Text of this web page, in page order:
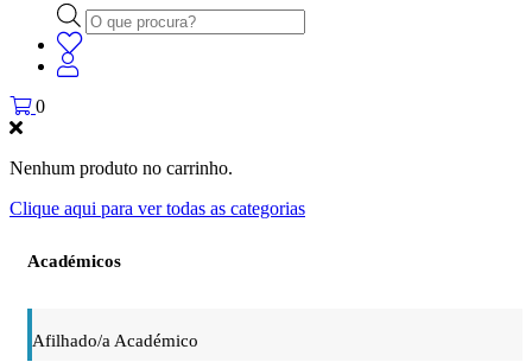
Products
search
0
Nenhum produto no carrinho.
Clique aqui para ver todas as categorias
Académicos
Afilhado/a Académico